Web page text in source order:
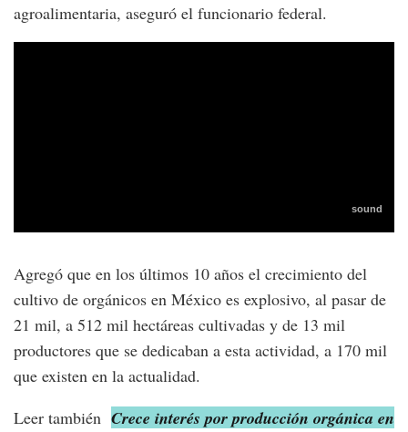
agroalimentaria, aseguró el funcionario federal.
Agregó que en los últimos 10 años el crecimiento del
cultivo de orgánicos en México es explosivo, al pasar de
21 mil, a 512 mil hectáreas cultivadas y de 13 mil
productores que se dedicaban a esta actividad, a 170 mil
que existen en la actualidad.
Leer también Crece interés por producción orgánica en